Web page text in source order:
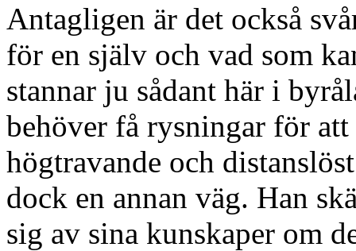
Antagligen är det också
för en själv och vad som
stannar ju sådant här i
behöver få rysningar för
högtravande och
dock en annan väg. Han
sig av sina kunskaper om